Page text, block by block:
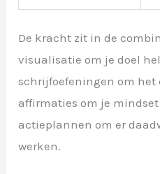
De kracht zit in de
visualisatie om je doel
schrijfoefeningen om het
affirmaties om je
actieplannen om er
werken.